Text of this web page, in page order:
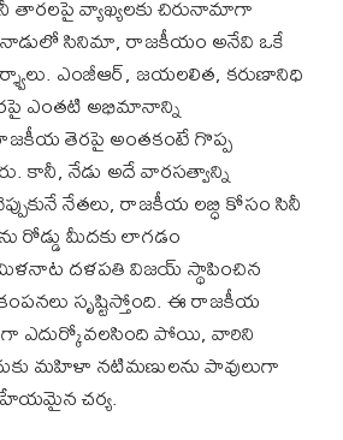
తారలపై వ్యాఖ్యలకు చిరునామాగా
సినిమా, రాజకీయం అనేవి ఒకే
ఎంజీఆర్, జయలలిత, కరుణానిధి
ఎంతటి అభిమానాన్ని
తెరపై అంతకంటే గొప్ప
కానీ, నేడు అదే వారసత్వాన్ని
నేతలు, రాజకీయ లబ్ధి కోసం సినీ
రోడ్డు మీదకు లాగడం
దళపతి విజయ్ స్థాపించిన
సృష్టిస్తోంది. ఈ రాజకీయ
ఎదుర్కోవలసింది పోయి, వారిని
మహిళా నటిమణులను పావులుగా
చర్య.